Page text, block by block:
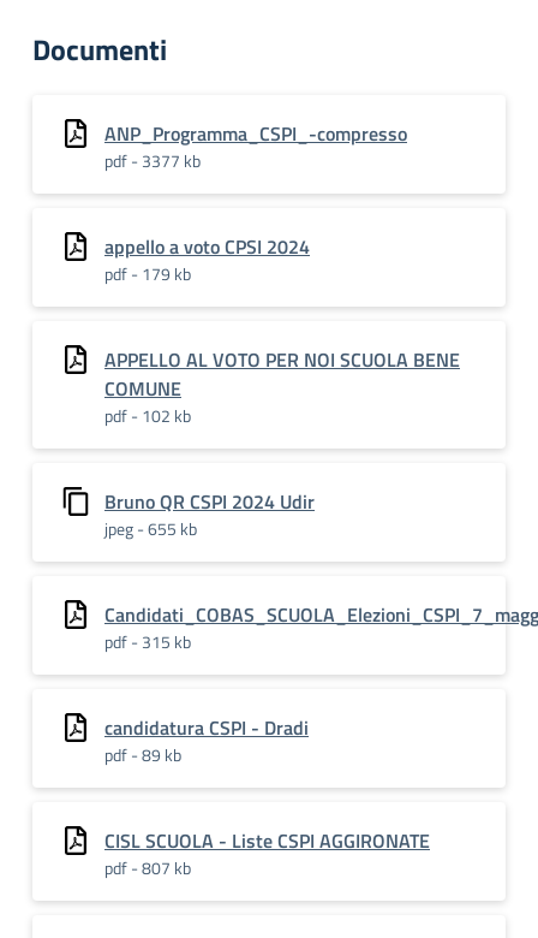
Documenti
ANP_Programma_CSPI_-compresso
pdf - 3377 kb
appello a voto CPSI 2024
pdf - 179 kb
APPELLO AL VOTO PER NOI SCUOLA BENE
COMUNE
pdf - 102 kb
Bruno QR CSPI 2024 Udir
jpeg - 655 kb
pdf - 315 kb
candidatura CSPI - Dradi
pdf - 89 kb
CISL SCUOLA - Liste CSPI AGGIRONATE
pdf - 807 kb